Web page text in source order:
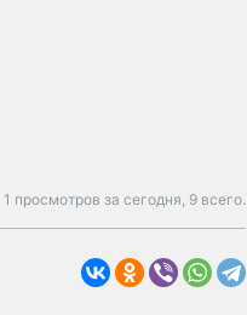
1 просмотров за сегодня, 9 всего.